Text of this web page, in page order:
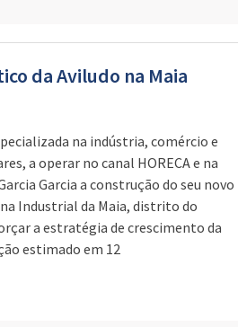
da Aviludo na Maia
na indústria, comércio e
a operar no canal HORECA e na
Garcia a construção do seu novo
Industrial da Maia, distrito do
a estratégia de crescimento da
estimado em 12